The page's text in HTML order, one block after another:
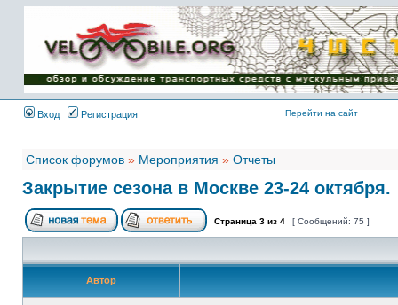
Имя пользователя:
Пароль:
{ LOG_ME_IN_SHORT
}
Вход
Регистрация Перейти на сайт
Список форумов » Мероприятия » Отчеты
Закрытие сезона в Москве 23-24 октября.
Страница 3 из 4 [ Сообщений: 75 ]
Автор